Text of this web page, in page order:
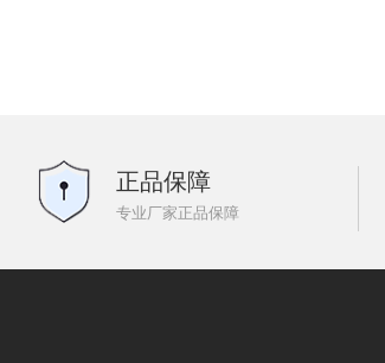
正品保障
专业厂家正品保障